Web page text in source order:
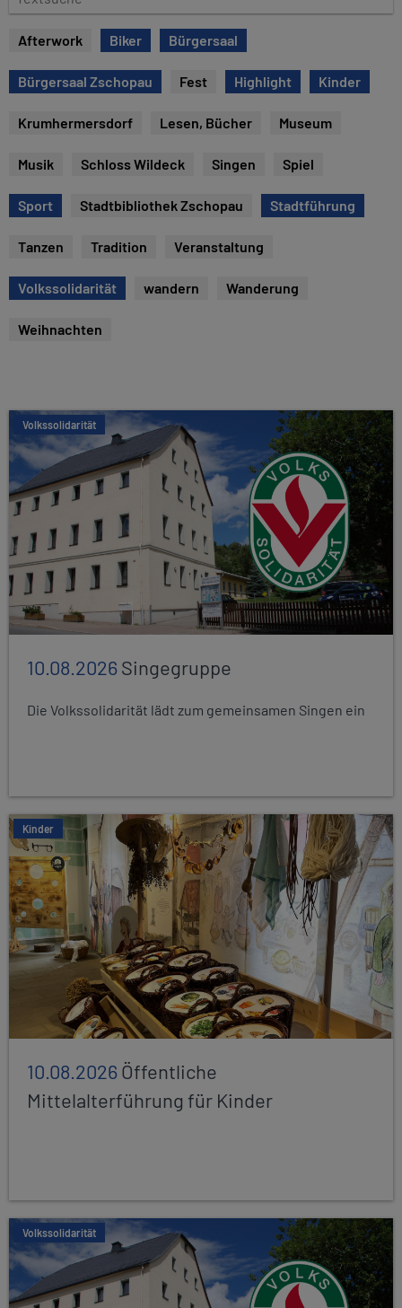
e
s
u
Afterwork Biker Bürgersaal
Bürgersaal Zschopau Fest Highlight Kinder
Krumhermersdorf Lesen, Bücher Museum
Musik Schloss Wildeck Singen Spiel
Sport Stadtbibliothek Zschopau Stadtführung
Tanzen Tradition Veranstaltung
Volkssolidarität wandern Wanderung
Weihnachten
Volkssolidarität
10.08.2026Singegruppe
Die Volkssolidarität lädt zum gemeinsamen Singen ein
Kinder
10.08.2026Öffentliche
Mittelalterführung für Kinder
Volkssolidarität